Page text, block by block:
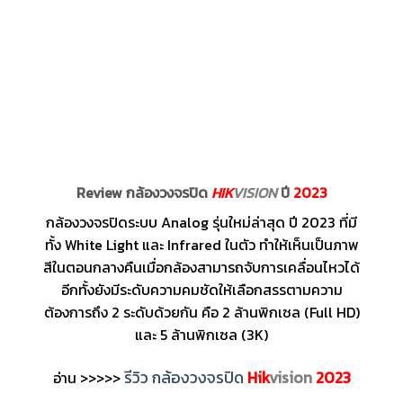
Review กล้องวงจรปิด HIKVISIONปี 2023
กล้องวงจรปิดระบบ Analog รุ่นใหม่ล่าสุด ปี 2023 ที่มี
ทั้ง White Light และ Infrared ในตัว ทำให้เห็นเป็นภาพ
สีในตอนกลางคืนเมื่อกล้องสามารถจับการเคลื่อนไหวได้
อีกทั้งยังมีระดับความคมชัดให้เลือกสรรตามความ
ต้องการถึง 2 ระดับด้วยกัน คือ 2 ล้านพิกเซล (Full HD)
และ 5 ล้านพิกเซล (3K)
อ่าน >>>>>รีวิว กล้องวงจรปิด Hikvision 2023